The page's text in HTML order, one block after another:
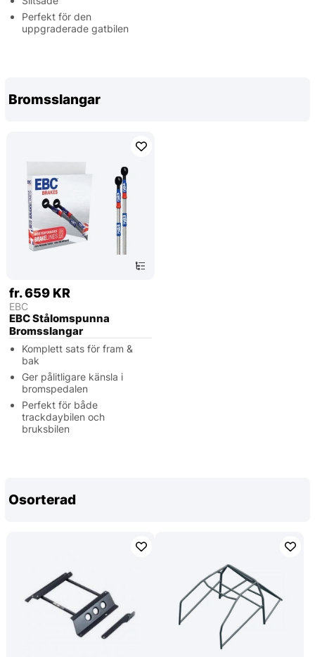
Perfekt för den
uppgraderade gatbilen
Bromsslangar
fr. 659 KR
EBC
EBC Stålomspunna
Bromsslangar
Komplett sats för fram &
bak
Ger pålitligare känsla i
bromspedalen
Perfekt för både
trackdaybilen och
bruksbilen
Osorterad